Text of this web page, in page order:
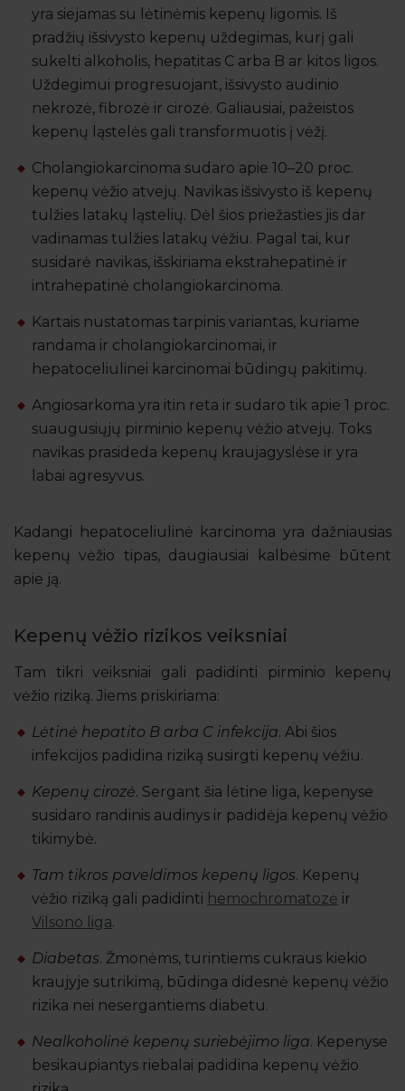
yra siejamas su lėtinėmis kepenų ligomis. Iš
pradžių išsivysto kepenų uždegimas, kurį gali
sukelti alkoholis, hepatitas C arba B ar kitos ligos.
Uždegimui progresuojant, išsivysto audinio
nekrozė, fibrozė ir cirozė. Galiausiai, pažeistos
kepenų ląstelės gali transformuotis į vėžį.
Cholangiokarcinoma sudaro apie 10–20 proc.
kepenų vėžio atvejų. Navikas išsivysto iš kepenų
tulžies latakų ląstelių. Dėl šios priežasties jis dar
vadinamas tulžies latakų vėžiu. Pagal tai, kur
susidarė navikas, išskiriama ekstrahepatinė ir
intrahepatinė cholangiokarcinoma.
Kartais nustatomas tarpinis variantas, kuriame
randama ir cholangiokarcinomai, ir
hepatoceliulinei karcinomai būdingų pakitimų.
Angiosarkoma yra itin reta ir sudaro tik apie 1 proc.
suaugusiųjų pirminio kepenų vėžio atvejų. Toks
navikas prasideda kepenų kraujagyslėse ir yra
labai agresyvus.
Kadangi hepatoceliulinė karcinoma yra dažniausias
kepenų vėžio tipas, daugiausiai kalbėsime būtent
apie ją.
Kepenų vėžio rizikos veiksniai
Tam tikri veiksniai gali padidinti pirminio kepenų
vėžio riziką. Jiems priskiriama:
Lėtinė hepatito B arba C infekcija. Abi šios
infekcijos padidina riziką susirgti kepenų vėžiu.
Kepenų cirozė. Sergant šia lėtine liga, kepenyse
susidaro randinis audinys ir padidėja kepenų vėžio
tikimybė.
Tam tikros paveldimos kepenų ligos. Kepenų
vėžio riziką gali padidinti hemochromatozė ir
Vilsono liga.
Diabetas. Žmonėms, turintiems cukraus kiekio
kraujyje sutrikimą, būdinga didesnė kepenų vėžio
rizika nei nesergantiems diabetu.
Nealkoholinė kepenų suriebėjimo liga. Kepenyse
besikaupiantys riebalai padidina kepenų vėžio